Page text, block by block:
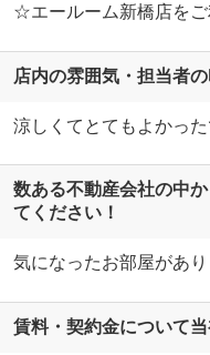
☆エールーム新橋店を
店内の雰囲気・担当者
涼しくてとてもよかった
数ある不動産会社の中
てください！
気になったお部屋があり
賃料・契約金について